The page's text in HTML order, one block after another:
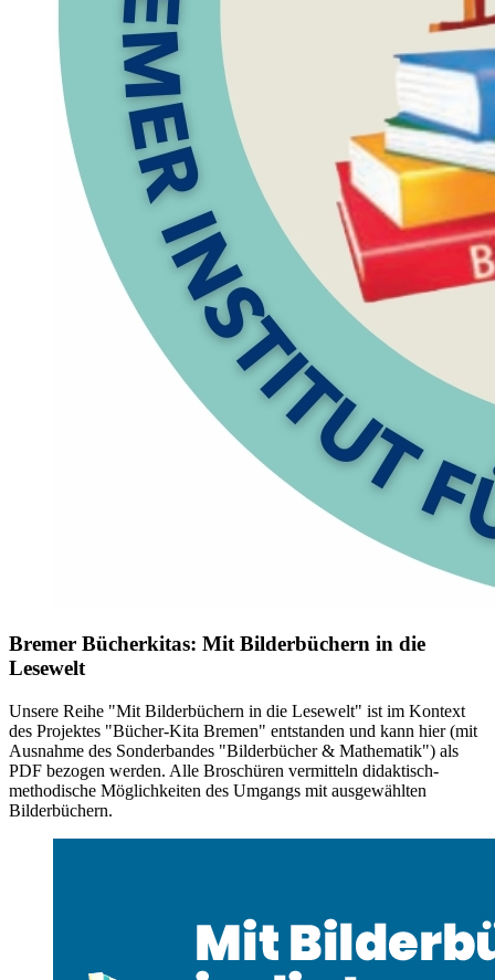
Bremer Bücherkitas: Mit Bilderbüchern in die
Lesewelt
Unsere Reihe "Mit Bilderbüchern in die Lesewelt" ist im Kontext
des Projektes "Bücher-Kita Bremen" entstanden und kann hier (mit
Ausnahme des Sonderbandes "Bilderbücher & Mathematik") als
PDF bezogen werden. Alle Broschüren vermitteln didaktisch-
methodische Möglichkeiten des Umgangs mit ausgewählten
Bilderbüchern.